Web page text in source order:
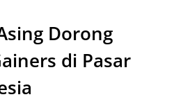
Dorong
di Pasar